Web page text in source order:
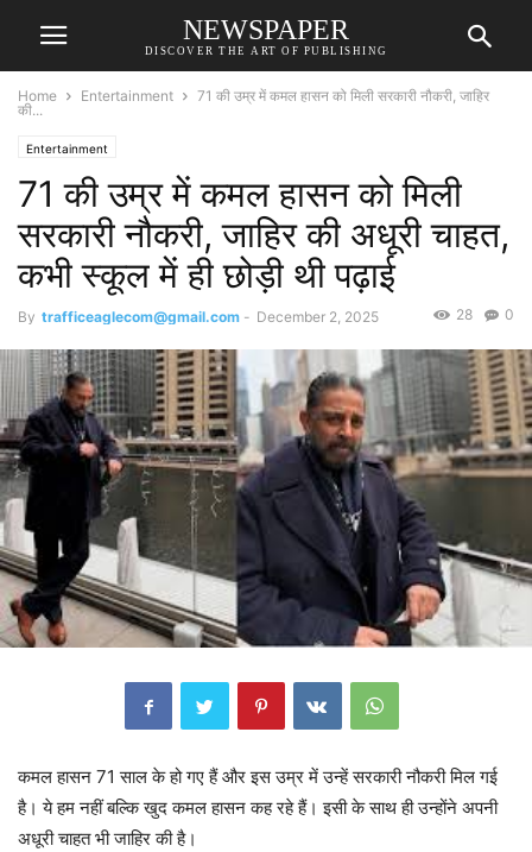
NEWSPAPER
DISCOVER THE ART OF PUBLISHING
Home Entertainment
71 की उम्र में कमल हासन को मिली सरकारी नौकरी, जाहिर
की...
Entertainment
71 की उम्र में कमल हासन को मिली
सरकारी नौकरी, जाहिर की अधूरी चाहत,
कभी स्कूल में ही छोड़ी थी पढ़ाई
By trafficeaglecom@gmail.com - December 2, 2025 0
28
कमल हासन 71 साल के हो गए हैं और इस उम्र में उन्हें सरकारी नौकरी मिल गई
है। ये हम नहीं बल्कि खुद कमल हासन कह रहे हैं। इसी के साथ ही उन्होंने अपनी
अधूरी चाहत भी जाहिर की है।